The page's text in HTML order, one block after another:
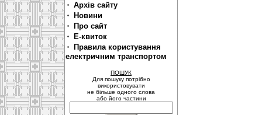
Архів сайту
Новини
Про сайт
Е-квиток
Правила користування
електричним транспортом
ПОШУК
Для пошуку потрібно
використовувати
не більше одного слова
або його частини